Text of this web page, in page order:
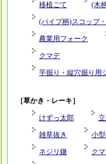
移植ごて (木
(パイプ柄)スコップ
農業用フォーク
クマデ
芋掘り・縦穴掘り用
［草かき・レーキ］
けずっ太郎
雑草抜き 小
ネジリ鎌 ク